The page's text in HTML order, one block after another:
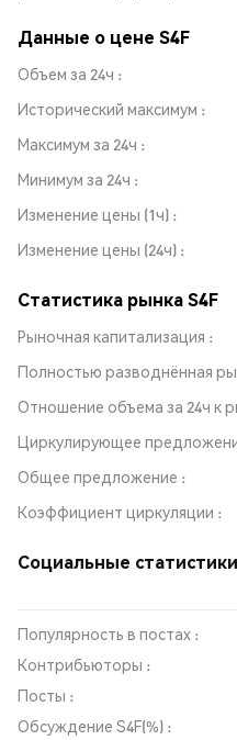
Данные о цене S4F
Объем за 24ч
Исторический максимум
Максимум за 24ч
Минимум за 24ч
Изменение цены (1ч)
Изменение цены (24ч)
Статистика рынка S4F
Рыночная капитализация
Полностью разводнённая
Отношение объема за 24ч к
Циркулирующее
Общее предложение
Коэффициент циркуляции
Социальные статистики
Популярность в постах :
Контрибьюторы :
Посты :
Обсуждение S4F(%) :